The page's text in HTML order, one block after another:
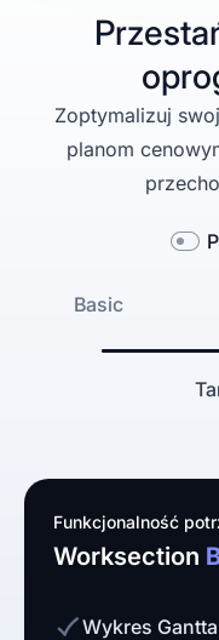
Zoptymalizuj
planom
Basic
Worksection
Funkcjonalność
Wykres